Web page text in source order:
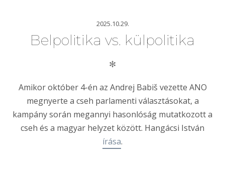
2025.10.29.
Belpolitika vs. külpolitika
✻
Amikor október 4-én az Andrej Babiš vezette ANO
megnyerte a cseh parlamenti választásokat, a
kampány során megannyi hasonlóság mutatkozott a
cseh és a magyar helyzet között. Hangácsi István
írása.